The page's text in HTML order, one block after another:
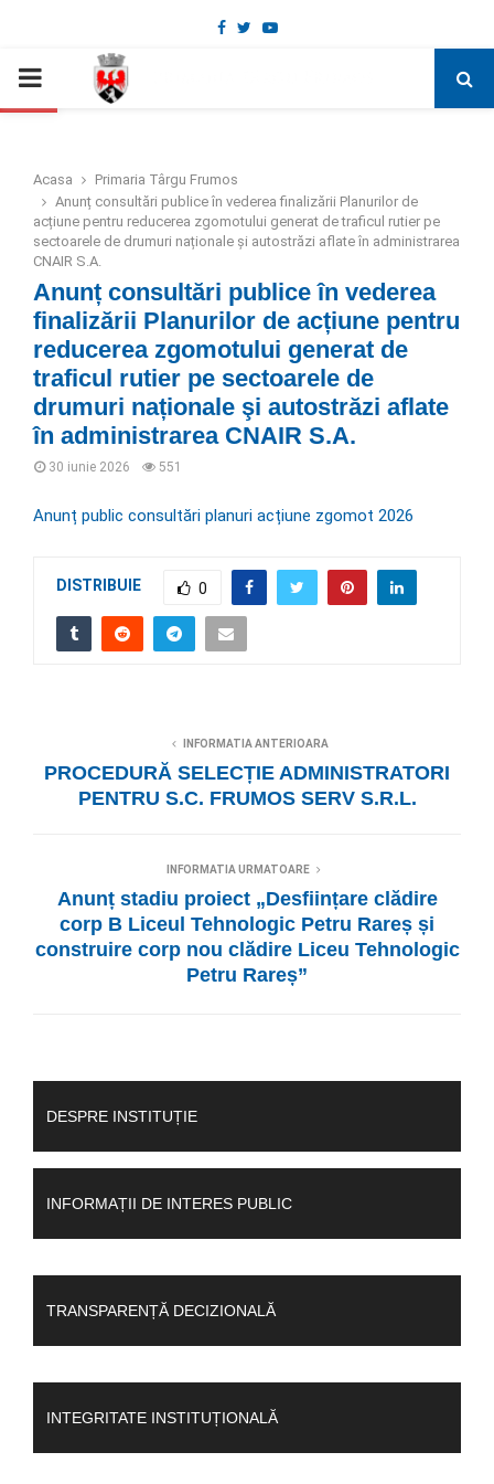
Deschide bara de unelte
Facebook
TwitterYoutube
PRIMARY
Acasa
Primaria Târgu Frumos
Anunț consultări publice în vederea finalizării Planurilor de
acțiune pentru reducerea zgomotului generat de traficul rutier pe
sectoarele de drumuri naționale şi autostrăzi aflate în administrarea
CNAIR S.A.
Anunț consultări publice în vederea
finalizării Planurilor de acțiune pentru
reducerea zgomotului generat de
traficul rutier pe sectoarele de
drumuri naționale şi autostrăzi aflate
în administrarea CNAIR S.A.
30 iunie 2026 551
Anunț public consultări planuri acțiune zgomot 2026
DISTRIBUIE 0
INFORMATIA ANTERIOARA
PROCEDURĂ SELECȚIE ADMINISTRATORI
PENTRU S.C. FRUMOS SERV S.R.L.
INFORMATIA URMATOARE
Anunț stadiu proiect „Desființare clădire
corp B Liceul Tehnologic Petru Rareș și
construire corp nou clădire Liceu Tehnologic
Petru Rareș”
DESPRE INSTITUȚIE
INFORMAȚII DE INTERES PUBLIC
TRANSPARENȚĂ DECIZIONALĂ
INTEGRITATE INSTITUȚIONALĂ